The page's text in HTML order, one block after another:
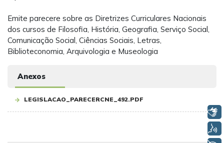
Emite parecere sobre as Diretrizes Curriculares Nacionais
dos cursos de Filosofia, História, Geografia, Serviço Social,
Comunicação Social, Ciências Sociais, Letras,
Biblioteconomia, Arquivologia e Museologia
Anexos
LEGISLACAO_PARECERCNE_492.PDF
Libras